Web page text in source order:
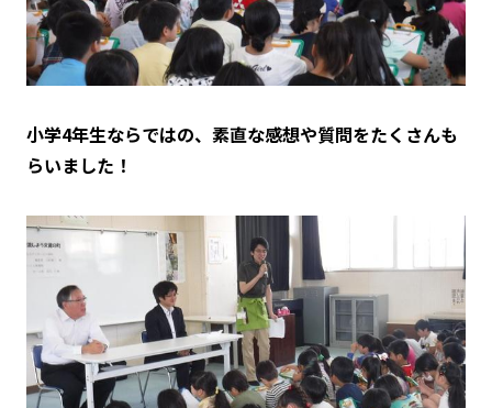
小学4年生ならではの、素直な感想や質問をたくさんも
らいました！